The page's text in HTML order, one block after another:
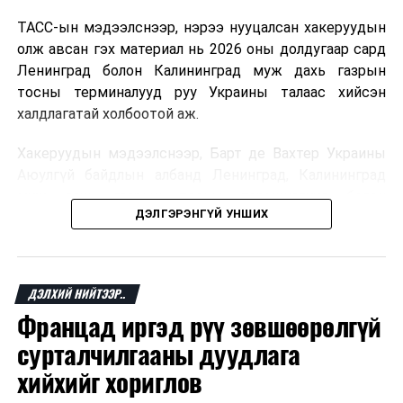
ТАСС-ын мэдээлснээр, нэрээ нууцалсан хакеруудын
олж авсан гэх материал нь 2026 оны долдугаар сард
Ленинград болон Калининград муж дахь газрын
тосны терминалууд руу Украины талаас хийсэн
халдлагатай холбоотой аж.
Хакеруудын мэдээлснээр, Барт де Вахтер Украины
муж дахь газрын тосны терминалууд болон
“Газпром”-ын шингэрүүлсэн байгалийн хий
мэдээлэл дамжуулсан гэх цахим харилцааны
баримтыг олж авчээ.
Мөн олдсон гэх захидал харилцаанд Барт де Вахтер
Украины Аюулгүй байдлын албаны Олон улсын
хамтын ажиллагааны төвийн төлөөлөгчидтэй цахим
уулзалт зохион байгуулах санал тавьж, өөрийн
ДЭЛГЭРЭНГҮЙ УНШИХ
ДЭЛХИЙ НИЙТЭЭР..
Францад иргэд рүү зөвшөөрөлгүй
сурталчилгааны дуудлага
хийхийг хориглов